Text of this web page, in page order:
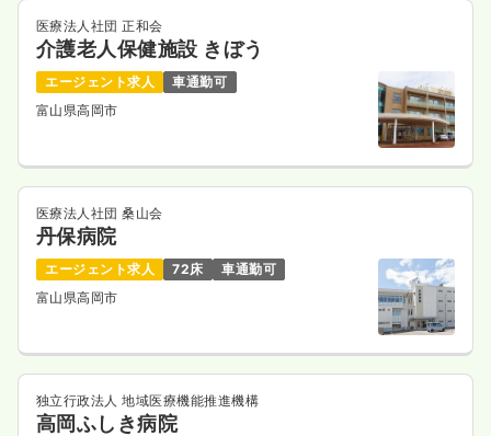
医療法人社団 正和会
介護老人保健施設 きぼう
エージェント求人
車通勤可
富山県高岡市
医療法人社団 桑山会
丹保病院
エージェント求人 72床
車通勤可
富山県高岡市
独立行政法人 地域医療機能推進機構
高岡ふしき病院